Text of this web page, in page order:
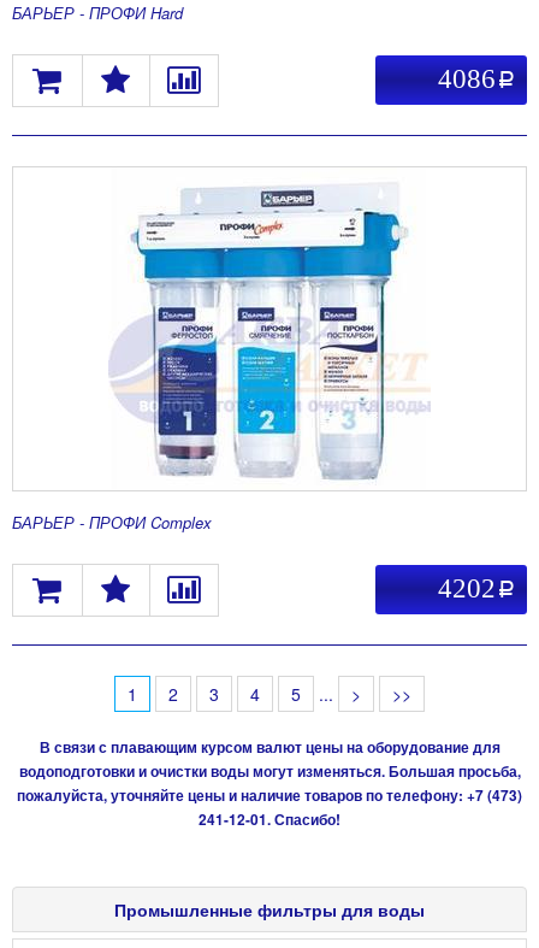
4086 a
БАРЬЕР - ПРОФИ Hard
4202 a
БАРЬЕР - ПРОФИ Complex
1 2 3 4 5 ... > >>
В связи с плавающим курсом валют цены на оборудование для
водоподготовки и очистки воды могут изменяться. Большая просьба,
пожалуйста, уточняйте цены и наличие товаров по телефону: +7 (473)
241-12-01. Спасибо!
Промышленные фильтры для воды